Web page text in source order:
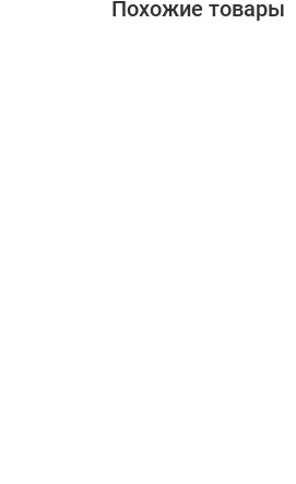
Похожие товары